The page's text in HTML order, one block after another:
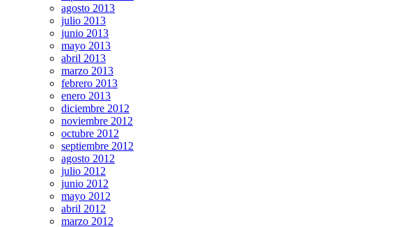
agosto 2013
julio 2013
junio 2013
mayo 2013
abril 2013
marzo 2013
febrero 2013
enero 2013
diciembre 2012
noviembre 2012
octubre 2012
septiembre 2012
agosto 2012
julio 2012
junio 2012
mayo 2012
abril 2012
marzo 2012